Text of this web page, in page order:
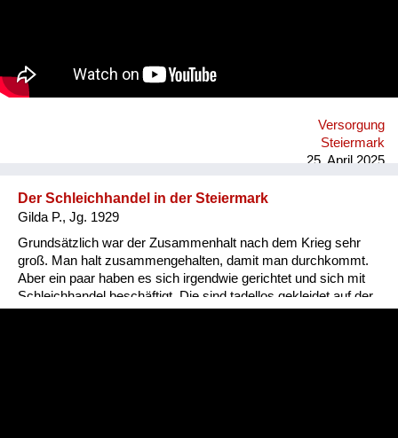
machen wir nix. Ich war damals 16. Und dann ist er weg. Ich
hab damals noch absolut nix wissen wollen von Männern.
Versorgung
Steiermark
25. April 2025
Der Schleichhandel in der Steiermark
Gilda P., Jg. 1929
Grundsätzlich war der Zusammenhalt nach dem Krieg sehr
groß. Man halt zusammengehalten, damit man durchkommt.
Aber ein paar haben es sich irgendwie gerichtet und sich mit
Schleichhandel beschäftigt. Die sind tadellos gekleidet auf der